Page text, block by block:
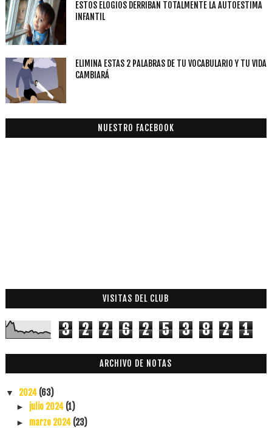
ESTOS ELOGIOS DERRIBAN TOTALMENTE LA AUTOESTIMA
INFANTIL
ELIMINA ESTAS 2 PALABRAS DE TU VOCABULARIO Y TU VIDA
CAMBIARÁ
NUESTRO FACEBOOK
VISITAS DEL CLUB
3 2 2 6 2 5 3 8 2 1
ARCHIVO DE NOTAS
▼ 2024 (63)
► julio 2024 (1)
► marzo 2024 (23)